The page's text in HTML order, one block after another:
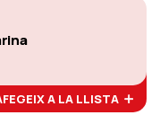
A LA LLISTA